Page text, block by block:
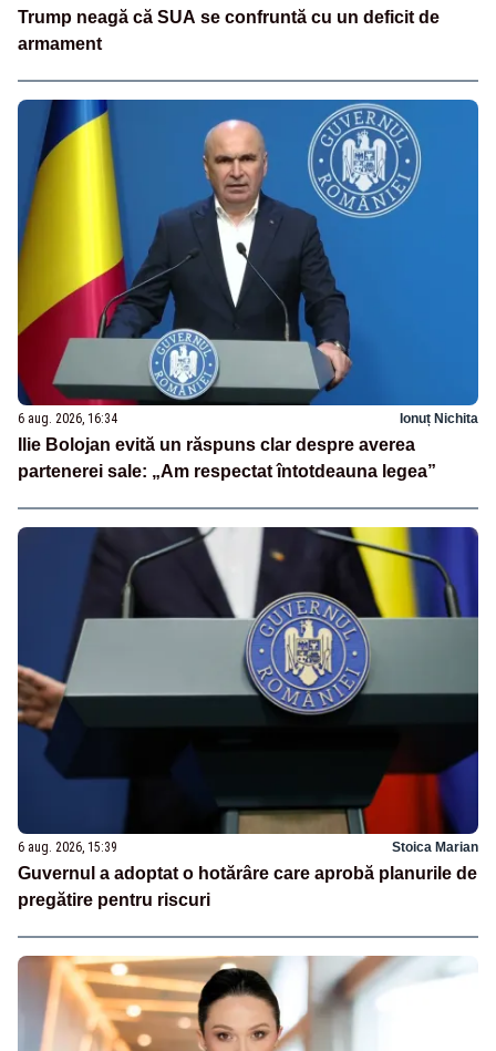
Trump neagă că SUA se confruntă cu un deficit de
armament
6 aug. 2026, 16:34 Ionuț Nichita
Ilie Bolojan evită un răspuns clar despre averea
partenerei sale: „Am respectat întotdeauna legea”
6 aug. 2026, 15:39 Stoica Marian
Guvernul a adoptat o hotărâre care aprobă planurile de
pregătire pentru riscuri